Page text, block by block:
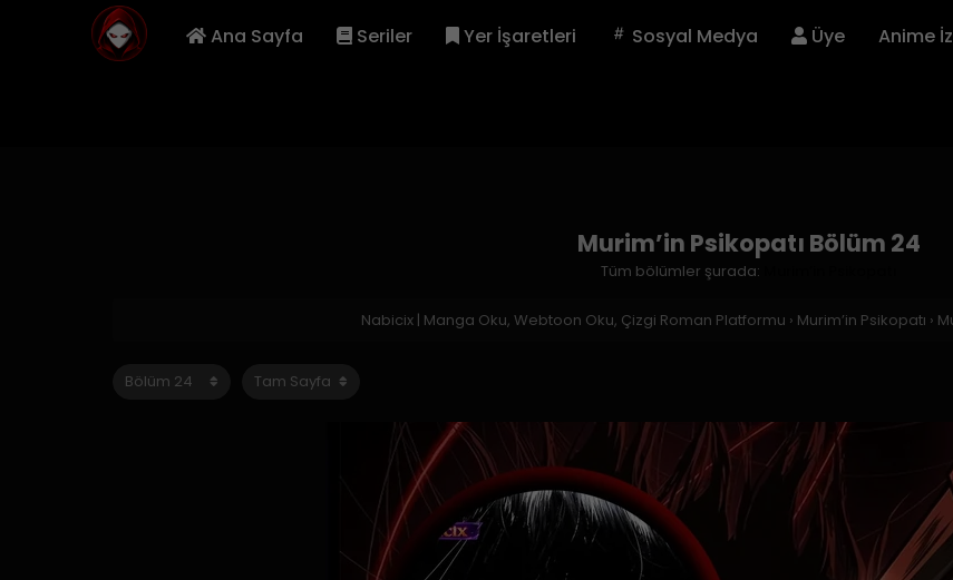
Ana Sayfa Seriler Yer İşaretleri Sosyal Medya Üye Anime
Murim’in Psikopatı Bölüm 24
Tüm bölümler şurada:
Nabicix | Manga Oku, Webtoon Oku, Çizgi Roman Platformu › Murim’in Psikopatı ›